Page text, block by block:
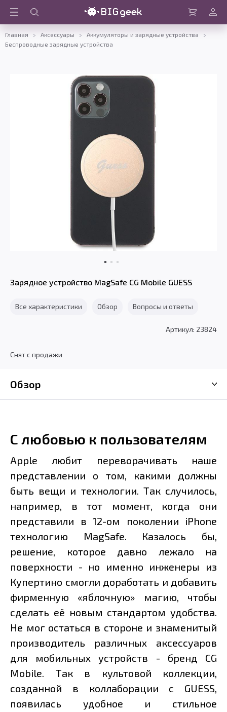
Войти
Главная Аксессуары
Аккумуляторы и зарядные устройства
Беспроводные зарядные устройства
Зарядное устройство MagSafe CG Mobile GUESS
Все характеристики Обзор Вопросы и ответы
Артикул: 23824
Снят с продажи
Обзор
С любовью к пользователям
Apple любит переворачивать наше
представлении о том, какими должны
быть вещи и технологии. Так случилось,
например, в тот момент, когда они
представили в 12-ом поколении iPhone
технологию MagSafe. Казалось бы,
решение, которое давно лежало на
поверхности - но именно инженеры из
Купертино смогли доработать и добавить
фирменную «яблочную» магию, чтобы
сделать её новым стандартом удобства.
Не мог остаться в стороне и знаменитый
производитель различных аксессуаров
для мобильных устройств - бренд CG
Mobile. Так в культовой коллекции,
созданной в коллаборации с GUESS,
появилась удобное и стильное